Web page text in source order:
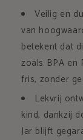
Veilig en
van
betekent dat
zoals BPA en
fris, zonder
Lekvrij
kind, dankzij
Jar blijft